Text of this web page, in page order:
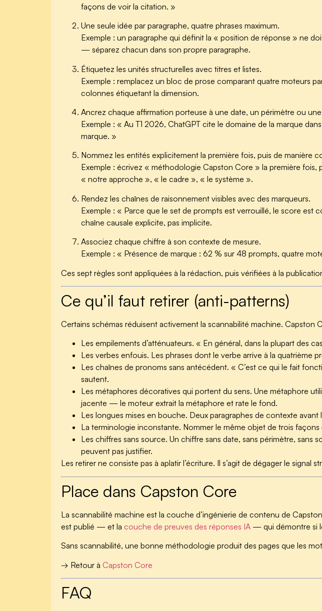
façons de voir la citation. »
Une seule idée par paragraphe, quatre phrases maximum.
Exemple : un paragraphe qui définit la « position de réponse » ne
— séparez chacun dans son propre paragraphe.
Étiquetez les unités structurelles avec titres et listes.
Exemple : remplacez un bloc de prose comparant quatre moteurs
colonnes étiquetant la dimension.
Ancrez chaque affirmation porteuse à une date, un périmètre ou
Exemple : « Au T1 2026, ChatGPT cite le domaine de la marque
marque. »
Nommez les entités explicitement la première fois, puis de manière
Exemple : écrivez « méthodologie Capston Core » la première
« notre approche », « le cadre », « le système ».
Rendez les chaînes de raisonnement visibles avec des marqueurs.
Exemple : « Parce que le set de prompts est verrouillé, le score est
chaîne causale explicite, pas implicite.
Associez chaque chiffre à son contexte de mesure.
Exemple : « Présence de marque : 62 % sur 48 prompts, quatre
Ces sept règles sont appliquées à la rédaction, puis vérifiées à la
Ce qu’il faut retirer (anti-patterns)
Certains schémas réduisent activement la scannabilité machine. Capston
Les empilements d’atténuateurs. « En général, dans la plupart des
Les verbes enfouis. Les phrases dont le verbe arrive à la quatrième
Les chaînes de pronoms sans antécédent. « C’est ce qui le fait
sautent.
Les métaphores décoratives qui portent du sens. Une métaphore
jacente — le moteur extrait la métaphore et rate le fond.
Les longues mises en bouche. Deux paragraphes de contexte avant
La terminologie inconstante. Nommer le même objet de trois
Les chiffres sans source. Un chiffre sans date, sans périmètre, sans
peuvent pas justifier.
Les retirer ne consiste pas à aplatir l’écriture. Il s’agit de dégager le signal
Place dans Capston Core
La scannabilité machine est la couche d’ingénierie de contenu de
est publié — et la couche de preuves des réponses IA — qui démontre si
Sans scannabilité, une bonne méthodologie produit des pages que les
→ Retour à Capston Core
FAQ